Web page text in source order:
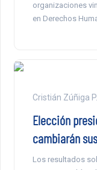
organizaciones
en Derechos
Cristián Zúñiga P.
Elección
cambiarán
Los resultados